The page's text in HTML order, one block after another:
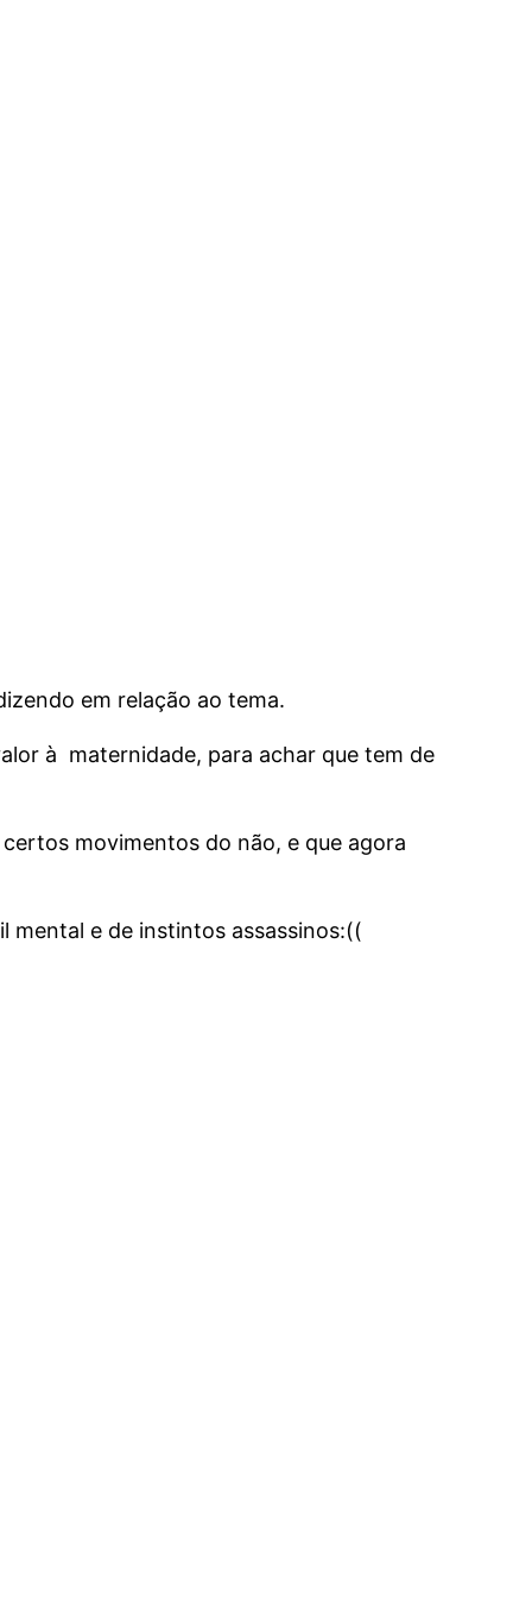
em relação ao tema.
à maternidade, para achar que tem de
movimentos do não, e que agora
mental e de instintos assassinos:((